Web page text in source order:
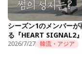
シーズン1のメンバー
る『HEART SIGNAL2
2026/7/27 韓流・アジア